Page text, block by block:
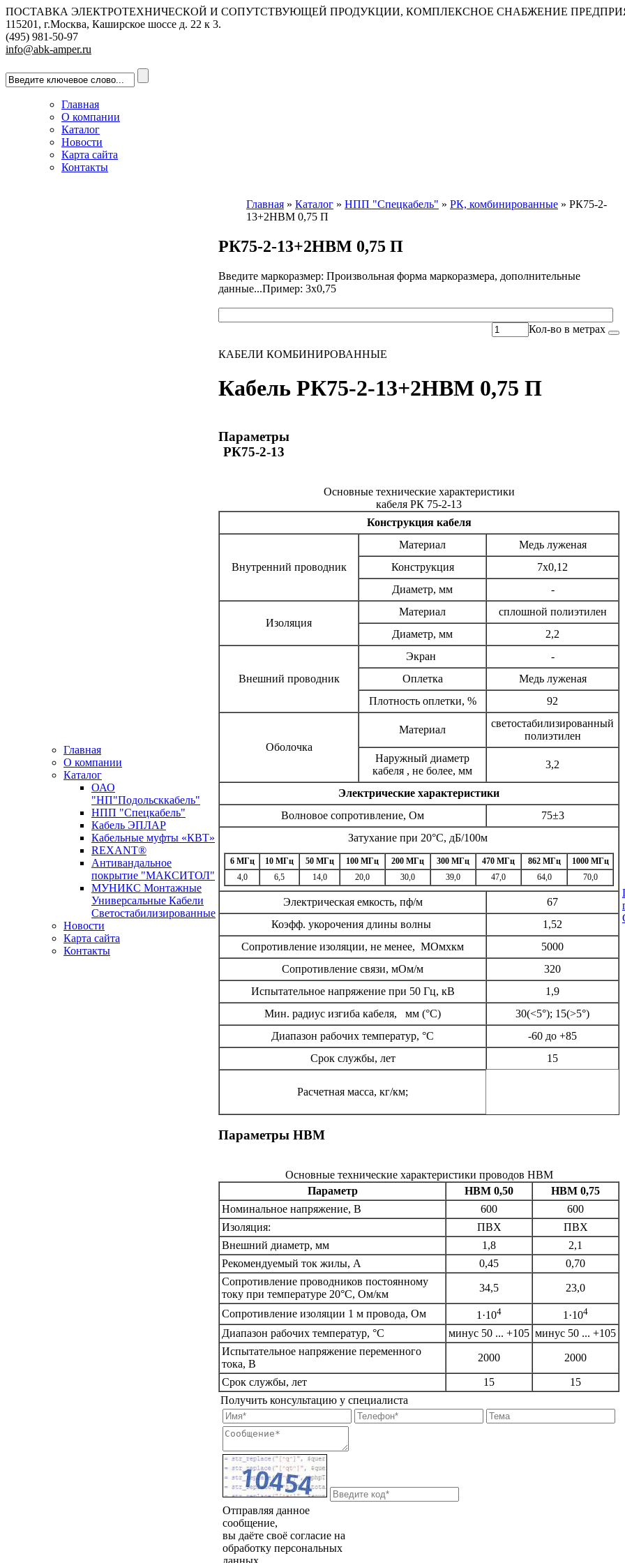
ПОСТАВКА ЭЛЕКТРОТЕХНИЧЕСКОЙ И СОПУТСТВУЮЩЕЙ ПРОДУКЦИИ, КОМПЛЕКСНОЕ СНАБЖЕНИЕ
115201, г.Москва, Каширское шоссе д. 22 к 3.
(495) 981-50-97
info@abk-amper.ru
Главная
О компании
Каталог
Новости
Карта сайта
Контакты
Главная
О компании
Каталог
ОАО
"НП"Подольсккабель"
НПП "Спецкабель"
Кабель ЭПЛАР
Кабельные муфты «КВТ»
REXANT®
Антивандальное
покрытие "МАКСИТОЛ"
МУНИКС Монтажные
Универсальные Кабели
Светостабилизированные
Новости
Карта сайта
Контакты
Главная » Каталог » НПП "Спецкабель" » РК, комбинированные » РК75-2-
13+2НВМ 0,75 П
РК75-2-13+2НВМ 0,75 П
Введите маркоразмер: Произвольная форма маркоразмера, дополнительные
данные...Пример: 3х0,75
Кол-во в метрах
КАБЕЛИ КОМБИНИРОВАННЫЕ
Кабель РК75-2-13+2НВМ 0,75 П
Параметры
РК75-2-13
Основные технические характеристики
кабеля РК 75-2-13
Конструкция кабеля
Внутренний проводник
Материал
Медь луженая
Конструкция
7x0,12
Диаметр, мм
-
Изоляция
Материал
сплошной полиэтилен
Диаметр, мм
2,2
Внешний проводник
Экран
-
Оплетка
Медь луженая
Плотность оплетки, %
92
Оболочка
Материал
светостабилизированный
полиэтилен
Наружный диаметр
кабеля , не более, мм
3,2
Электрические характеристики
Волновое сопротивление, Ом
75±3
Затухание при 20°С, дБ/100м
6 МГц 10 МГц 50 МГц 100 МГц 200 МГц 300 МГц 470 МГц 862 МГц
1000 МГц
4,0
6,5 14,0 20,0 30,0 39,0 47,0 64,0 70,0
Электрическая емкость, пф/м
67
Коэфф. укорочения длины волны
1,52
Сопротивление изоляции, не менее, МОмхкм
5000
Сопротивление связи, мОм/м
320
Испытательное напряжение при 50 Гц, кВ
1,9
Мин. радиус изгиба кабеля, мм (°С)
30(<5°); 15(>5°)
Диапазон рабочих температур, °С
-60 до +85
Срок службы, лет
15
Расчетная масса, кг/км;
Параметры НВМ
Основные технические характеристики проводов НВМ
Параметр
НВМ 0,50
НВМ 0,75
Номинальное напряжение, В
600
600
Изоляция:
ПВХ
ПВХ
Внешний диаметр, мм
1,8
2,1
Рекомендуемый ток жилы, А
0,45
0,70
Сопротивление проводников постоянному
току при температуре 20°С, Ом/км
34,5 23,0
Сопротивление изоляции 1 м провода, Ом 1·104 1·104
Диапазон рабочих температур, °С минус 50 ... +105 минус 50 ... +105
Испытательное напряжение переменного
тока, В
2000 2000
Срок службы, лет 15
15
Получить консультацию у специалиста
Отправляя данное
сообщение,
вы даёте своё согласие на
обработку персональных
данных